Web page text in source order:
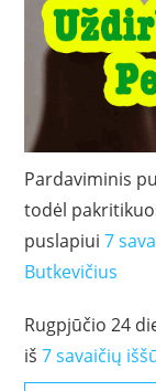
Pardaviminis
todėl
puslapiui7
Butkevičius
Rugpjūčio 24
iš7 savaičių